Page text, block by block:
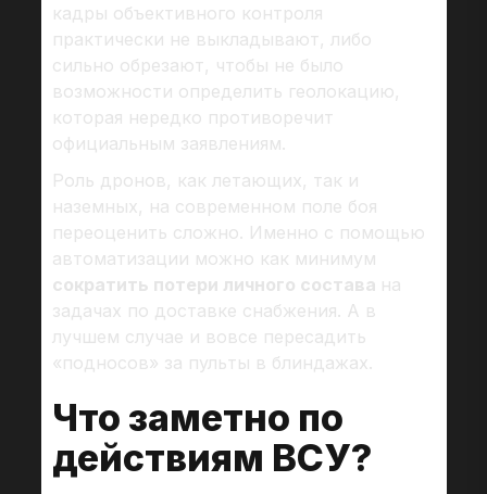
кадры объективного контроля
практически не выкладывают, либо
сильно обрезают, чтобы не было
возможности определить геолокацию,
которая нередко противоречит
официальным заявлениям.
Роль дронов, как летающих, так и
наземных, на современном поле боя
переоценить сложно. Именно с помощью
автоматизации можно как минимум
сократить потери личного состава на
задачах по доставке снабжения. А в
лучшем случае и вовсе пересадить
«подносов» за пульты в блиндажах.
Что заметно по
действиям ВСУ?